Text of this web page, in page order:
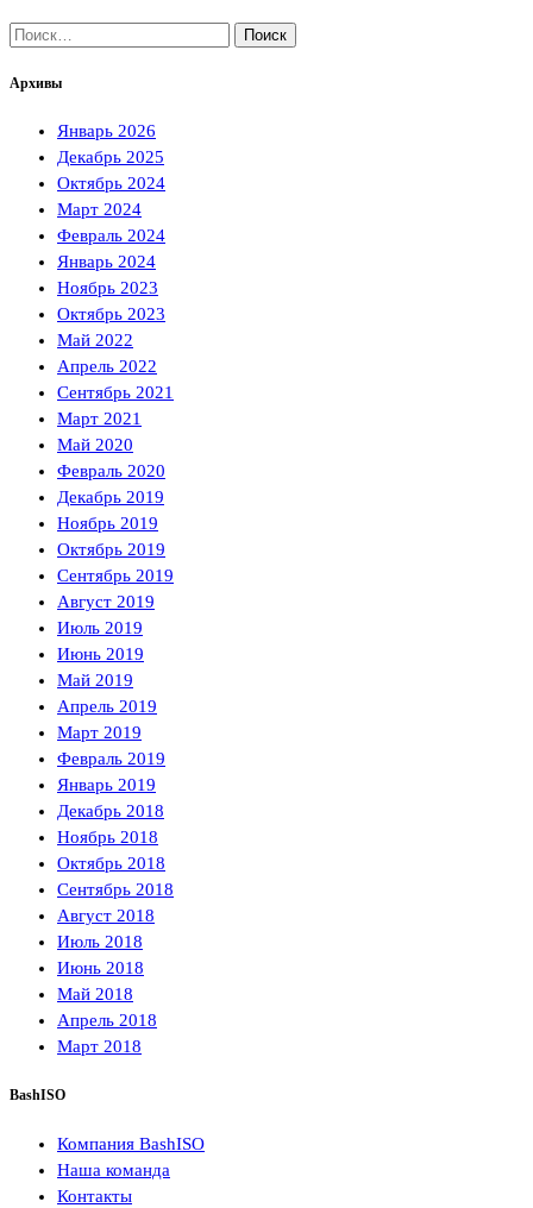
Найти:
Архивы
Январь 2026
Декабрь 2025
Октябрь 2024
Март 2024
Февраль 2024
Январь 2024
Ноябрь 2023
Октябрь 2023
Май 2022
Апрель 2022
Сентябрь 2021
Март 2021
Май 2020
Февраль 2020
Декабрь 2019
Ноябрь 2019
Октябрь 2019
Сентябрь 2019
Август 2019
Июль 2019
Июнь 2019
Май 2019
Апрель 2019
Март 2019
Февраль 2019
Январь 2019
Декабрь 2018
Ноябрь 2018
Октябрь 2018
Сентябрь 2018
Август 2018
Июль 2018
Июнь 2018
Май 2018
Апрель 2018
Март 2018
BashISO
Компания BashISO
Наша команда
Контакты